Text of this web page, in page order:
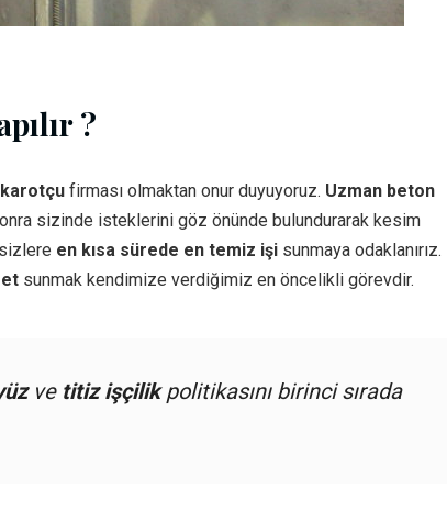
?
karotçu firması olmaktan onur duyuyoruz. Uzman beton
sizinde isteklerini göz önünde bulundurarak kesim
en kısa sürede en temiz işi sunmaya odaklanırız.
sunmak kendimize verdiğimiz en öncelikli görevdir.
ve titiz işçilikpolitikasını birinci sırada